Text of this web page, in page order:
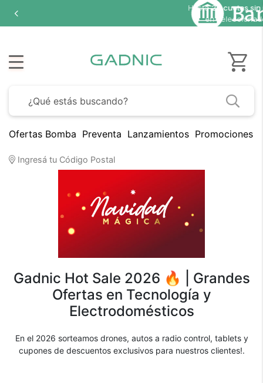
20 cuotas sin interés
en seleccionados
Ofertas Bomba Preventa Lanzamientos Promociones
Ingresá tu Código Postal
Navidad 2026 en Gadnic
Gadnic Hot Sale 2026 🔥 | Grandes
Ofertas en Tecnología y
Electrodomésticos
En el 2026 sorteamos drones, autos a radio control, tablets y
cupones de descuentos exclusivos para nuestros clientes!.